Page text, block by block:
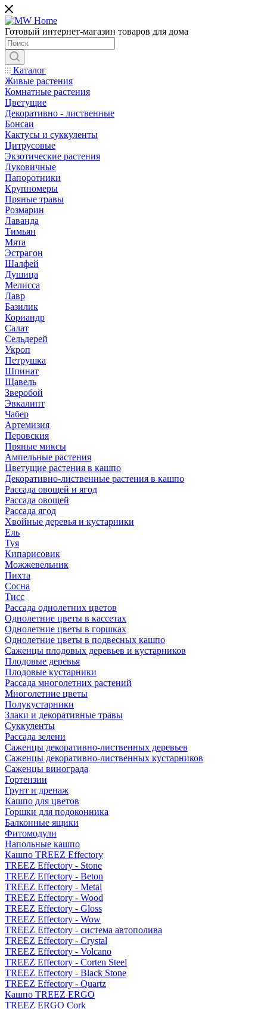
Готовый интернет-магазин товаров для дома
Каталог
Живые растения
Комнатные растения
Цветущие
Декоративно - лиственные
Бонсаи
Кактусы и суккуленты
Цитрусовые
Экзотические растения
Луковичные
Папоротники
Крупномеры
Пряные травы
Розмарин
Лаванда
Тимьян
Мята
Эстрагон
Шалфей
Душица
Мелисса
Лавр
Базилик
Кориандр
Салат
Сельдерей
Укроп
Петрушка
Шпинат
Щавель
Зверобой
Эвкалипт
Чабер
Артемизия
Перовския
Пряные миксы
Ампельные растения
Цветущие растения в кашпо
Декоративно-лиственные растения в кашпо
Рассада овощей и ягод
Рассада овощей
Рассада ягод
Хвойные деревья и кустарники
Ель
Туя
Кипарисовик
Можжевельник
Пихта
Сосна
Тисc
Рассада однолетних цветов
Однолетние цветы в кассетах
Однолетние цветы в горшках
Однолетние цветы в подвесных кашпо
Саженцы плодовых деревьев и кустарников
Плодовые деревья
Плодовые кустарники
Рассада многолетних растений
Многолетние цветы
Полукустарники
Злаки и декоративные травы
Суккуленты
Рассада зелени
Саженцы декоративно-лиственных деревьев
Саженцы декоративно-лиственных кустарников
Саженцы винограда
Гортензии
Грунт и дренаж
Кашпо для цветов
Горшки для подоконника
Балконные ящики
Фитомодули
Напольные кашпо
Кашпо TREEZ Effectory
TREEZ Effectory - Stone
TREEZ Effectory - Beton
TREEZ Effectory - Metal
TREEZ Effectory - Wood
TREEZ Effectory - Gloss
TREEZ Effectory - Wow
TREEZ Effectory - система автополива
TREEZ Effectory - Crystal
TREEZ Effectory - Volcano
TREEZ Effectory - Corten Steel
TREEZ Effectory - Black Stone
TREEZ Effectory - Quartz
Кашпо TREEZ ERGO
TREEZ ERGO Cork